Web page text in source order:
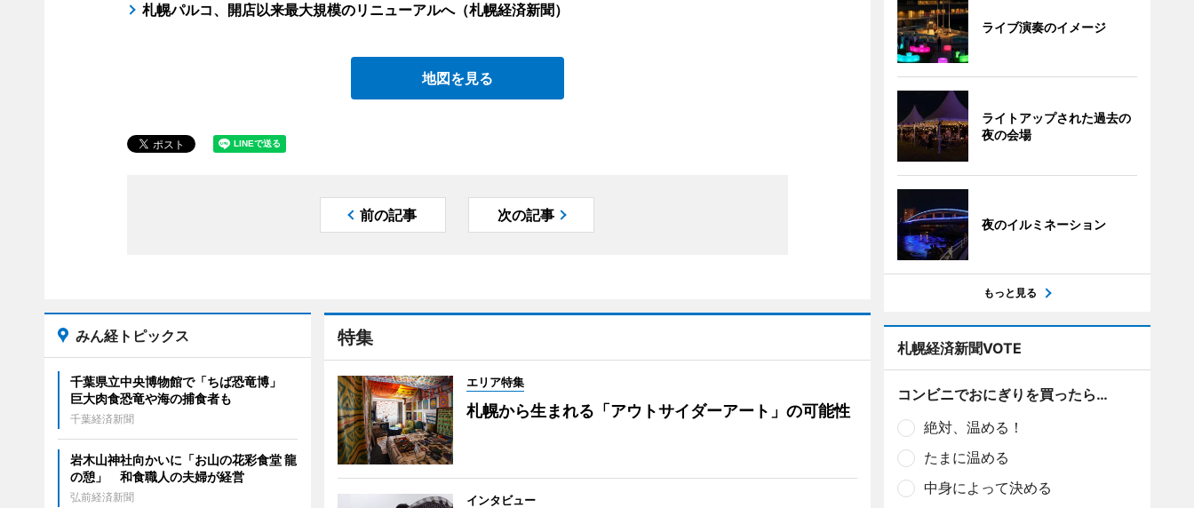
札幌パルコ、開店以来最大規模のリニューアルへ（札幌経済新聞）
地図を見る
前の記事 次の記事
特集
エリア特集
札幌から生まれる「アウトサイダーアート」の可能性
インタビュー
みん経トピックス
千葉県立中央博物館で「ちば恐竜博」
巨大肉食恐竜や海の捕食者も
千葉経済新聞
岩木山神社向かいに「お山の花彩食堂 龍
の憩」 和食職人の夫婦が経営
弘前経済新聞
ライブ演奏のイメージ
ライトアップされた過去の
夜の会場
夜のイルミネーション
もっと見る
札幌経済新聞VOTE
コンビニでおにぎりを買ったら…
絶対、温める！
たまに温める
中身によって決める